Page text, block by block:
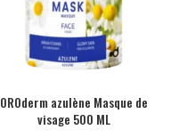
OROderm azulène Masque de
visage 500 ML